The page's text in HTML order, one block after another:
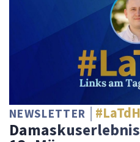
NEWSLETTER #LaTdH